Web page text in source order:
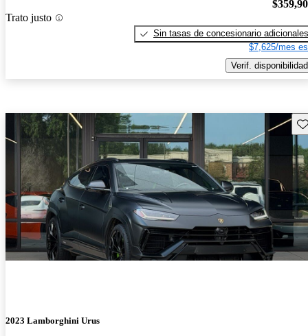
Trato justo
Sin tasas de concesionario adicionales
$7,625/mes
Verif. disponibilidad
2023 Lamborghini Urus